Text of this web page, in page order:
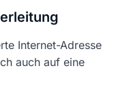
Internet-Adresse
auch auf eine